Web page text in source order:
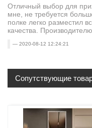
Отличный выбор для
мне, не требуется
полке легко разместил
качества.
2020-08-12 12:24:21
Сопутствующие